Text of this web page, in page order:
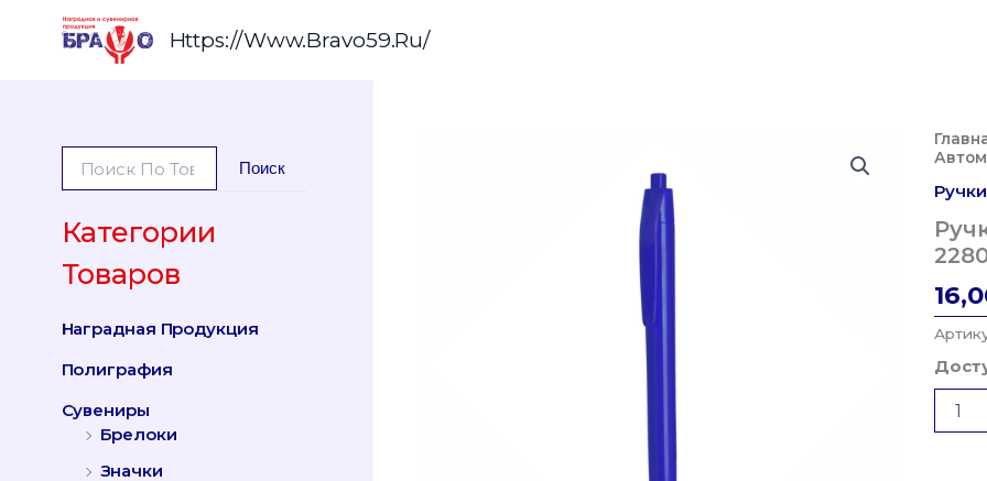
Содержимому
Https://www.bravo59.ru/
А
Т
Ь
Поиск
Категории
Товаров
Наградная Продукция
Полиграфия
Сувениры
Брелоки
Значки
Ручки